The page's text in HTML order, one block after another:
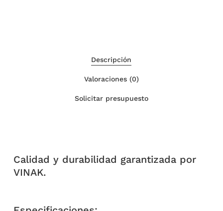
Descripción
Valoraciones (0)
Solicitar presupuesto
Calidad y durabilidad garantizada por
VINAK.